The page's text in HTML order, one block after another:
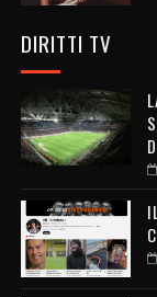
DIRITTI TV